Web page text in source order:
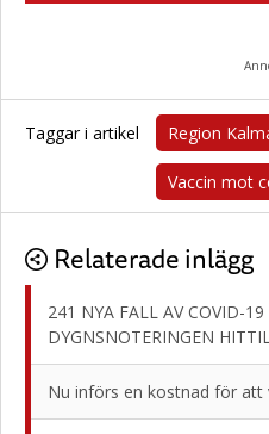
Taggar i artikel Region
Vaccin mot
Relaterade inlägg
241 NYA FALL AV COVID-
DYGNSNOTERINGEN
Nu införs en kostnad för att